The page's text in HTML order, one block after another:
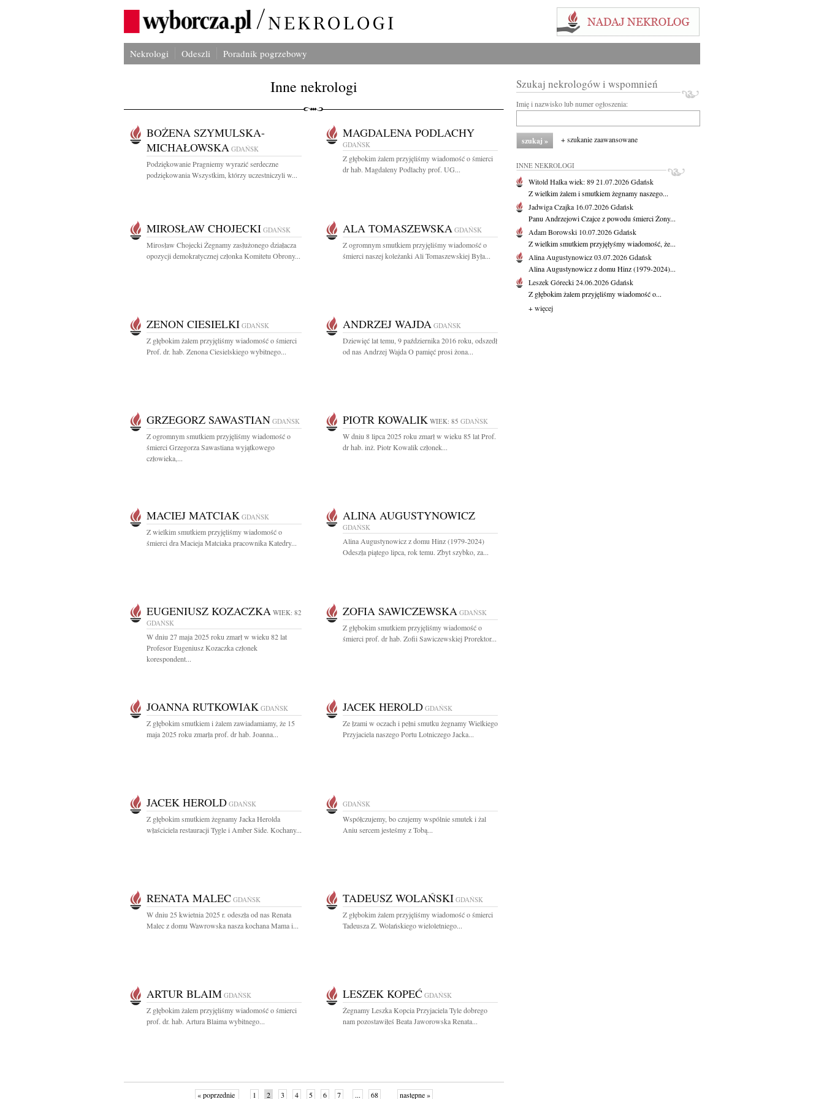
Nekrologi Odeszli Poradnik pogrzebowy
Inne nekrologi
BOŻENA SZYMULSKA-
MICHAŁOWSKA GDAŃSK
Podziękowanie Pragniemy wyrazić serdeczne
podziękowania Wszystkim, którzy uczestniczyli w...
MAGDALENA PODLACHY
GDAŃSK
Z głębokim żalem przyjęliśmy wiadomość o śmierci
dr hab. Magdaleny Podlachy prof. UG...
MIROSŁAW CHOJECKI GDAŃSK
Mirosław Chojecki Żegnamy zasłużonego działacza
opozycji demokratycznej członka Komitetu Obrony...
ALA TOMASZEWSKA GDAŃSK
Z ogromnym smutkiem przyjęliśmy wiadomość o
śmierci naszej koleżanki Ali Tomaszewskiej Była...
ZENON CIESIELKI GDAŃSK
Z głębokim żalem przyjęliśmy wiadomość o śmierci
Prof. dr. hab. Zenona Ciesielskiego wybitnego...
ANDRZEJ WAJDA GDAŃSK
Dziewięć lat temu, 9 października 2016 roku, odszedł
od nas Andrzej Wajda O pamięć prosi żona...
GRZEGORZ SAWASTIAN GDAŃSK
Z ogromnym smutkiem przyjęliśmy wiadomość o
śmierci Grzegorza Sawastiana wyjątkowego
człowieka,...
PIOTR KOWALIK WIEK: 85 GDAŃSK
W dniu 8 lipca 2025 roku zmarł w wieku 85 lat Prof.
dr hab. inż. Piotr Kowalik członek...
MACIEJ MATCIAK GDAŃSK
Z wielkim smutkiem przyjęliśmy wiadomość o
śmierci dra Macieja Matciaka pracownika Katedry...
ALINA AUGUSTYNOWICZ
GDAŃSK
Alina Augustynowicz z domu Hinz (1979-2024)
Odeszła piątego lipca, rok temu. Zbyt szybko, za...
EUGENIUSZ KOZACZKA WIEK: 82
GDAŃSK
W dniu 27 maja 2025 roku zmarł w wieku 82 lat
Profesor Eugeniusz Kozaczka członek
korespondent...
ZOFIA SAWICZEWSKA GDAŃSK
Z głębokim smutkiem przyjęliśmy wiadomość o
śmierci prof. dr hab. Zofii Sawiczewskiej Prorektor...
JOANNA RUTKOWIAK GDAŃSK
Z głębokim smutkiem i żalem zawiadamiamy, że 15
maja 2025 roku zmarła prof. dr hab. Joanna...
JACEK HEROLD GDAŃSK
Ze łzami w oczach i pełni smutku żegnamy Wielkiego
Przyjaciela naszego Portu Lotniczego Jacka...
JACEK HEROLD GDAŃSK
Z głębokim smutkiem żegnamy Jacka Herolda
właściciela restauracji Tygle i Amber Side. Kochany...
GDAŃSK
Współczujemy, bo czujemy wspólnie smutek i żal
Aniu sercem jesteśmy z Tobą...
RENATA MALEC GDAŃSK
W dniu 25 kwietnia 2025 r. odeszła od nas Renata
Malec z domu Wawrowska nasza kochana Mama i...
TADEUSZ WOLAŃSKI GDAŃSK
Z głębokim żalem przyjęliśmy wiadomość o śmierci
Tadeusza Z. Wolańskiego wieloletniego...
ARTUR BLAIM GDAŃSK
Z głębokim żalem przyjęliśmy wiadomość o śmierci
prof. dr. hab. Artura Blaima wybitnego...
LESZEK KOPEĆ GDAŃSK
Żegnamy Leszka Kopcia Przyjaciela Tyle dobrego
nam pozostawiłeś Beata Jaworowska Renata...
« poprzednie 1 2 3 4 5 6 7 ... 68 następne »
Szukaj nekrologów i wspomnień
Imię i nazwisko lub numer ogłoszenia:
+ szukanie zaawansowane
INNE NEKROLOGI
Witold Halkawiek: 8921.07.2026Gdańsk
Z wielkim żalem i smutkiem żegnamy naszego...
Jadwiga Czajka 16.07.2026Gdańsk
Panu Andrzejowi Czajce z powodu śmierci Żony...
Adam Borowski 10.07.2026Gdańsk
Z wielkim smutkiem przyjęłyśmy wiadomość, że...
Alina Augustynowicz03.07.2026Gdańsk
Alina Augustynowicz z domu Hinz (1979-2024)...
Leszek Górecki24.06.2026Gdańsk
Z głębokim żalem przyjęliśmy wiadomość o...
+ więcej